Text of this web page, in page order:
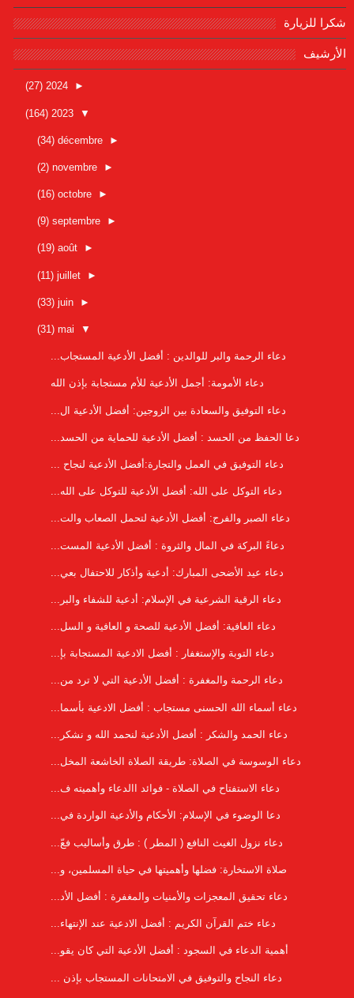
شكرا للزيارة
الأرشيف
►
2024
(27)
▼
2023
(164)
►
décembre
(34)
►
novembre
(2)
►
octobre
(16)
►
septembre
(9)
►
août
(19)
►
juillet
(11)
►
juin
(33)
▼
mai
(31)
دعاء الرحمة والبر للوالدين : أفضل الأدعية المستجاب...
دعاء الأمومة: أجمل الأدعية للأم مستجابة بإذن الله
دعاء التوفيق والسعادة بين الزوجين: أفضل الأدعية ال...
دعا الحفظ من الحسد : أفضل الأدعية للحماية من الحسد...
دعاء التوفيق في العمل والتجارة:أفضل الأدعية لنجاح ...
دعاء التوكل على الله: أفضل الأدعية للتوكل على الله...
دعاء الصبر والفرج: أفضل الأدعية لتحمل الصعاب والت...
دعاءً البركة في المال والثروة : أفضل الأدعية المست...
دعاء عيد الأضحى المبارك: أدعية وأذكار للاحتفال بعي...
دعاء الرقية الشرعية في الإسلام: أدعية للشفاء والبر...
دعاء العافية: أفضل الأدعية للصحة و العافية و السل...
دعاء التوبة والإستغفار : أفضل الادعية المستجابة بإ...
دعاء الرحمة والمغفرة : أفضل الأدعية التي لا ترد من...
دعاء أسماء الله الحسنى مستجاب : أفضل الادعية بأسما...
دعاء الحمد والشكر : أفضل الأدعية لنحمد الله و نشكر...
دعاء الوسوسة في الصلاة: طريقة الصلاة الخاشعة المخل...
دعاء الاستفتاح في الصلاة - فوائد االدعاء وأهميته ف...
دعا الوضوء في الإسلام: الأحكام والأدعية الواردة في...
دعاء نزول الغيث النافع ( المطر ) : طرق وأساليب فعّ...
صلاة الاستخارة: فضلها وأهميتها في حياة المسلمين، و...
دعاء تحقيق المعجزات والأمنيات والمغفرة : أفضل الأد...
دعاء ختم القرآن الكريم : أفضل الادعية عند الإنتهاء...
أهمية الدعاء في السجود : أفضل الأدعية التي كان يقو...
دعاء النجاح والتوفيق في الامتحانات المستجاب بإذن ...